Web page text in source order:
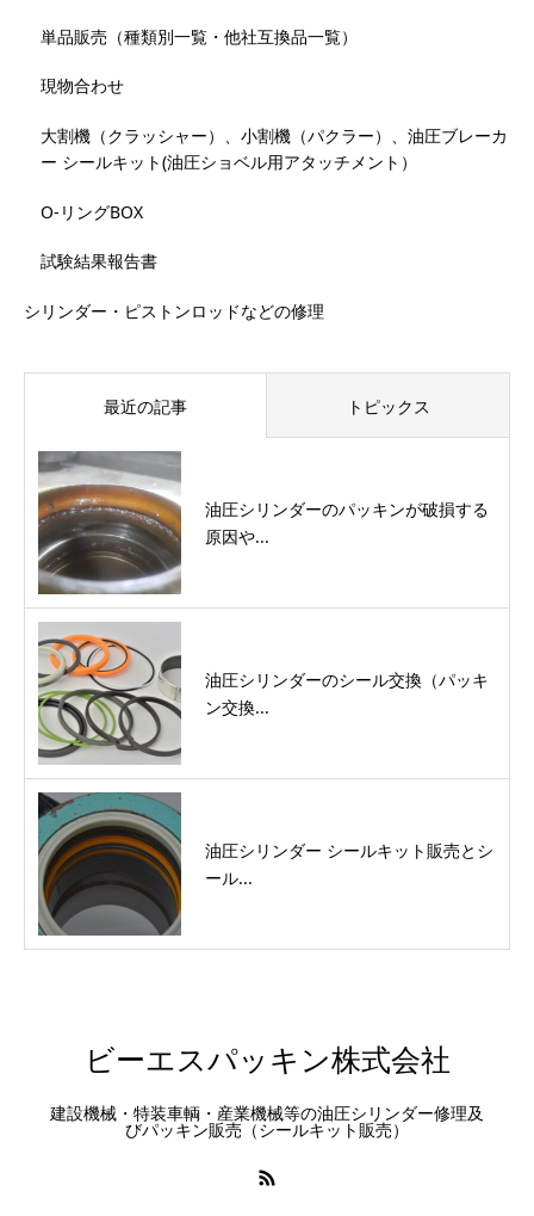
単品販売（種類別一覧・他社互換品一覧）
現物合わせ
大割機（クラッシャー）、小割機（パクラー）、油圧ブレーカ
ー シールキット(油圧ショベル用アタッチメント）
O-リングBOX
試験結果報告書
シリンダー・ピストンロッドなどの修理
最近の記事 トピックス
油圧シリンダーのパッキンが破損する
原因や...
油圧シリンダーのシール交換（パッキ
ン交換...
油圧シリンダー シールキット販売とシ
ール...
ビーエスパッキン株式会社
建設機械・特装車輌・産業機械等の油圧シリンダー修理及
びパッキン販売（シールキット販売）